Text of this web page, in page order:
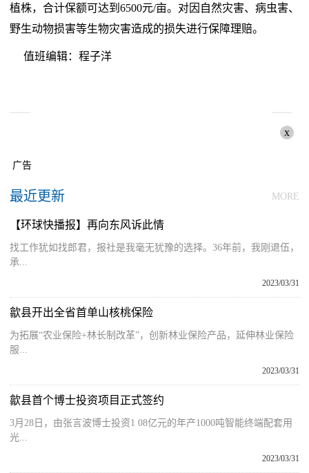
植株，合计保额可达到6500元/亩。对因自然灾害、病虫害、
野生动物损害等生物灾害造成的损失进行保障理赔。
值班编辑：程子洋
x
广告
最近更新 MORE
【环球快播报】再向东风诉此情
找工作犹如找郎君，报社是我毫无犹豫的选择。36年前，我刚退伍，
承...
2023/03/31
歙县开出全省首单山核桃保险
为拓展“农业保险+林长制改革”，创新林业保险产品，延伸林业保险
服...
2023/03/31
歙县首个博士投资项目正式签约
3月28日，由张言波博士投资1 08亿元的年产1000吨智能终端配套用
光...
2023/03/31